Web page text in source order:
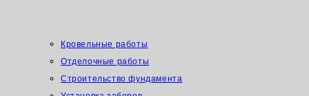
Кровельные работы
Отделочные работы
Строительство фундамента